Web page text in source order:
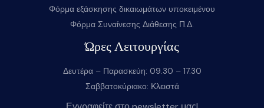
Φόρμα εξάσκησης δικαιωμάτων υποκειμένου
Φόρμα Συναίνεσης Διάθεσης Π.Δ.
Ώρες Λειτουργίας
Δευτέρα – Παρασκεύη: 09.30 – 17.30
Σαββατοκύριακο: Κλειστά